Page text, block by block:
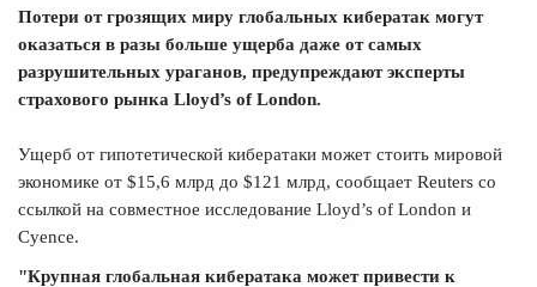
Потери от грозящих миру глобальных кибератак могут
оказаться в разы больше ущерба даже от самых
разрушительных ураганов, предупреждают эксперты
страхового рынка Lloyd’s of London.
Ущерб от гипотетической кибератаки может стоить мировой
экономике от $15,6 млрд до $121 млрд, сообщает Reuters со
ссылкой на совместное исследование Lloyd’s of London и
Cyence.
"Крупная глобальная кибератака может привести к